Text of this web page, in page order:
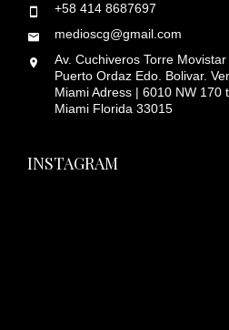
+58 414 8687697
medioscg@gmail.com
Av. Cuchiveros Torre Movistar
Puerto Ordaz Edo. Bolivar.
Miami Adress | 6010 NW 170
Miami Florida 33015
INSTAGRAM